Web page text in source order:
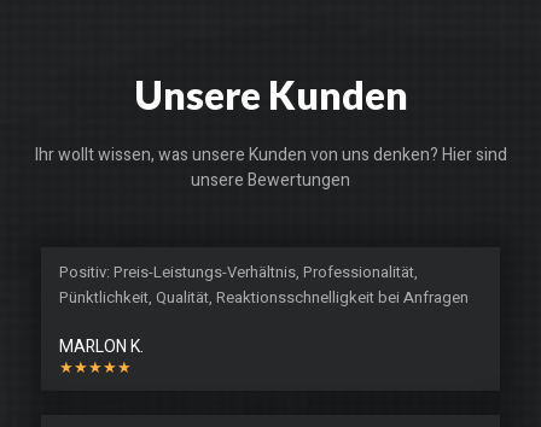
Unsere Kunden
Ihr wollt wissen, was unsere Kunden von uns denken? Hier sind
unsere Bewertungen
Positiv: Preis-Leistungs-Verhältnis, Professionalität,
Pünktlichkeit, Qualität, Reaktionsschnelligkeit bei Anfragen
MARLON K.
★★★★★